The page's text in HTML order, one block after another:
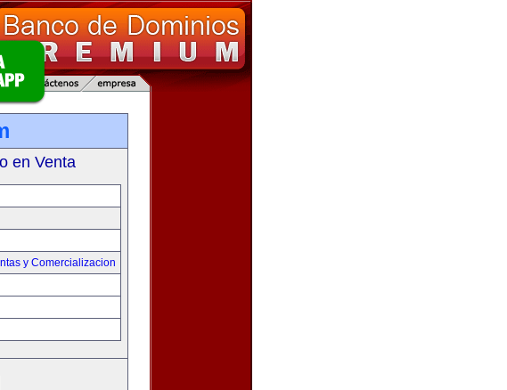
en Venta
y Comercializacion